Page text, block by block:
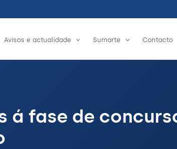
Avisos e actualidade Sumarte Contacto
á fase de